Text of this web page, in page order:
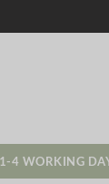
4 WORKING